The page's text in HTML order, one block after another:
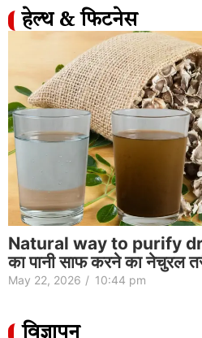
हेल्थ & फिटनेस
Natural way to purify
का पानी साफ करने का नेचुरल
May 22, 2026 / 10:44 pm
विज्ञापन